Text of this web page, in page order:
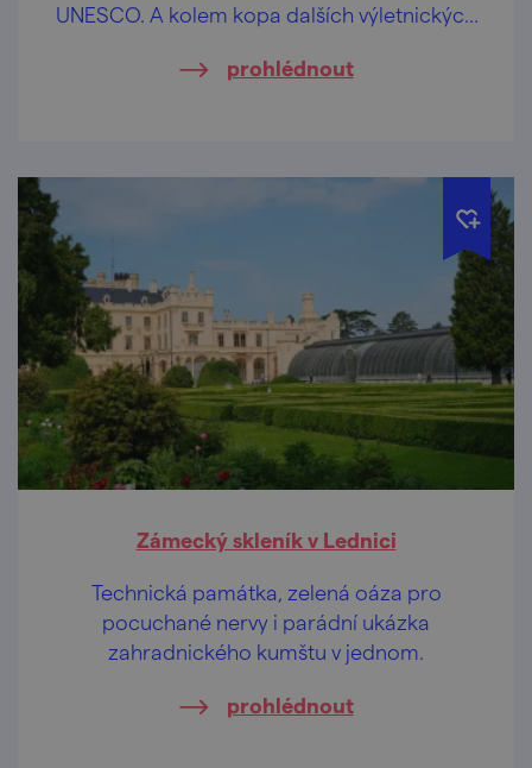
UNESCO. A kolem kopa dalších výletnických
prohlédnout
Zámecký skleník v Lednici
Technická památka, zelená oáza pro
pocuchané nervy i parádní ukázka
zahradnického kumštu v jednom.
prohlédnout